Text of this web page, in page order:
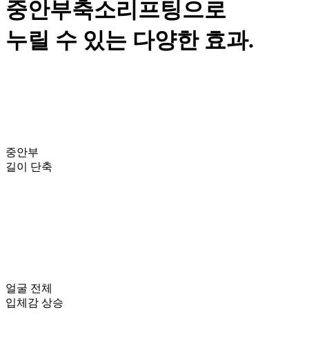
중안부축소리프팅으로
누릴 수 있는 다양한 효과.
중안부
길이 단축
얼굴 전체
입체감 상승